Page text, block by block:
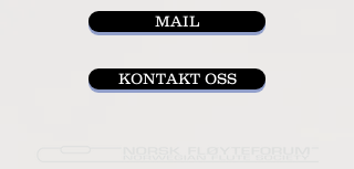
MAIL
KONTAKT OSS